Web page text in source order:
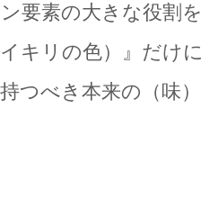
要素の大きな役割
キリの色）』だけ
つべき本来の（味